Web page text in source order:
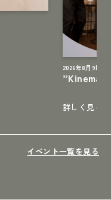
2026年8月9日
詳しく見る
イベント一覧を見る